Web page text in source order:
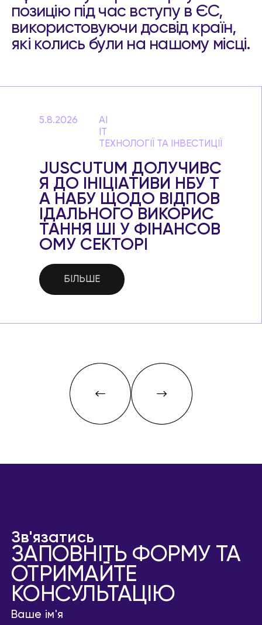
позицію під час вступу в ЄС,
використовуючи досвід країн,
які колись були на нашому місці.
5.8.2026
AI
IT
ТЕХНОЛОГІЇ ТА ІНВЕСТИЦІЇ
JUSCUTUM ДОЛУЧИВС
Я ДО ІНІЦІАТИВИ НБУ Т
А НАБУ ЩОДО ВІДПОВ
ІДАЛЬНОГО ВИКОРИС
ТАННЯ ШІ У ФІНАНСОВ
ОМУ СЕКТОРІ
БІЛЬШЕ
Зв'язатись
ЗАПОВНІТЬ ФОРМУ ТА
ОТРИМАЙТЕ
КОНСУЛЬТАЦІЮ